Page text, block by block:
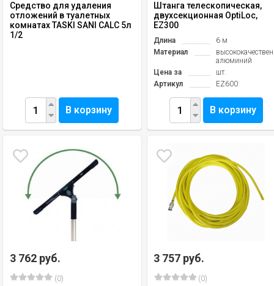
Средство для удаления
отложений в туалетных
комнатах TASKI SANI CALC 5л
1/2
В корзину
Штанга телескопическая,
двухсекционная OptiLoc,
EZ300
Длина
6 м
Материал
алюминий
Цена за
шт.
Артикул
EZ600
В корзину
3 762 руб.
(0)
3 757 руб.
(0)